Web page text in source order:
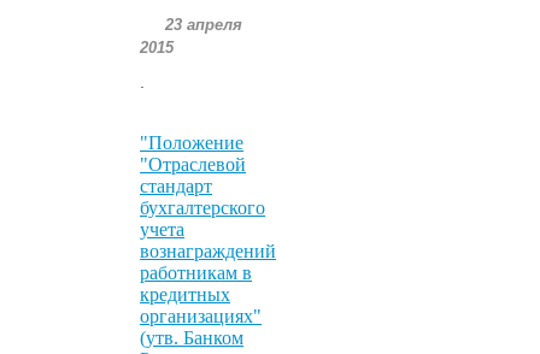
23 апреля
2015
"Положение
"Отраслевой
стандарт
бухгалтерского
учета
вознаграждений
работникам в
кредитных
организациях"
(утв. Банком